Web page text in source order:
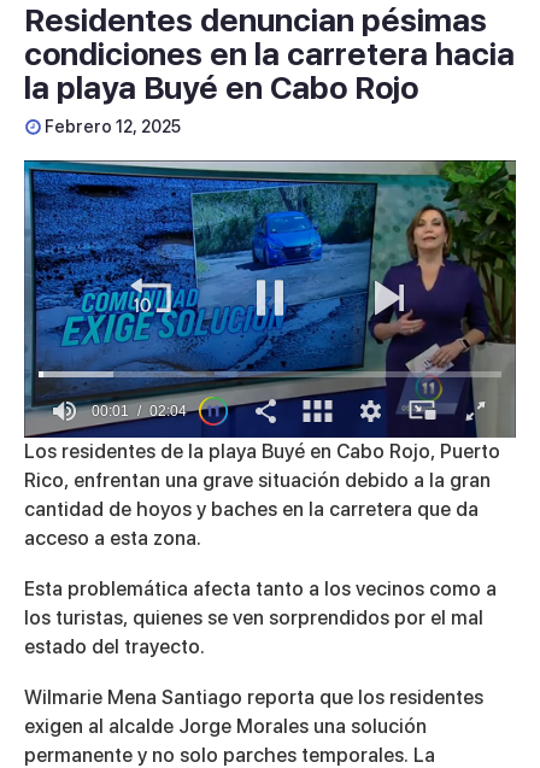
Residentes denuncian pésimas
condiciones en la carretera hacia
la playa Buyé en Cabo Rojo
Febrero 12, 2025
0
seconds
of
2
minutes,
4
00:01 02:04
Los residentes de la playa Buyé en Cabo Rojo, Puerto
Rico, enfrentan una grave situación debido a la gran
cantidad de hoyos y baches en la carretera que da
acceso a esta zona.
Esta problemática afecta tanto a los vecinos como a
los turistas, quienes se ven sorprendidos por el mal
estado del trayecto.
Wilmarie Mena Santiago reporta que los residentes
exigen al alcalde Jorge Morales una solución
permanente y no solo parches temporales. La